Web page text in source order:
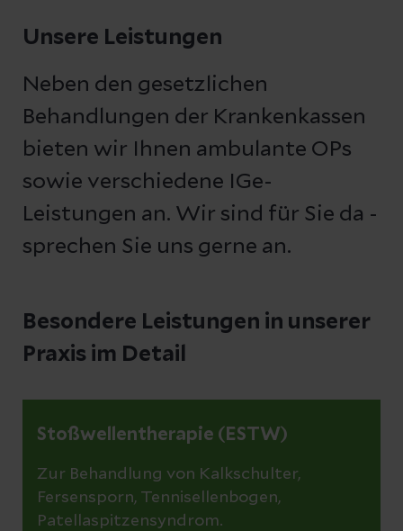
Unsere Leistungen
Neben den gesetzlichen
Behandlungen der Krankenkassen
bieten wir Ihnen ambulante OPs
sowie verschiedene IGe-
Leistungen an. Wir sind für Sie da -
sprechen Sie uns gerne an.
Besondere Leistungen in unserer
Praxis im Detail
Stoßwellentherapie (ESTW)
Zur Behandlung von Kalkschulter,
Fersensporn, Tennisellenbogen,
Patellaspitzensyndrom.